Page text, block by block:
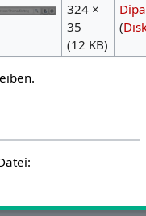
324 ×
35
(12 KB)
(